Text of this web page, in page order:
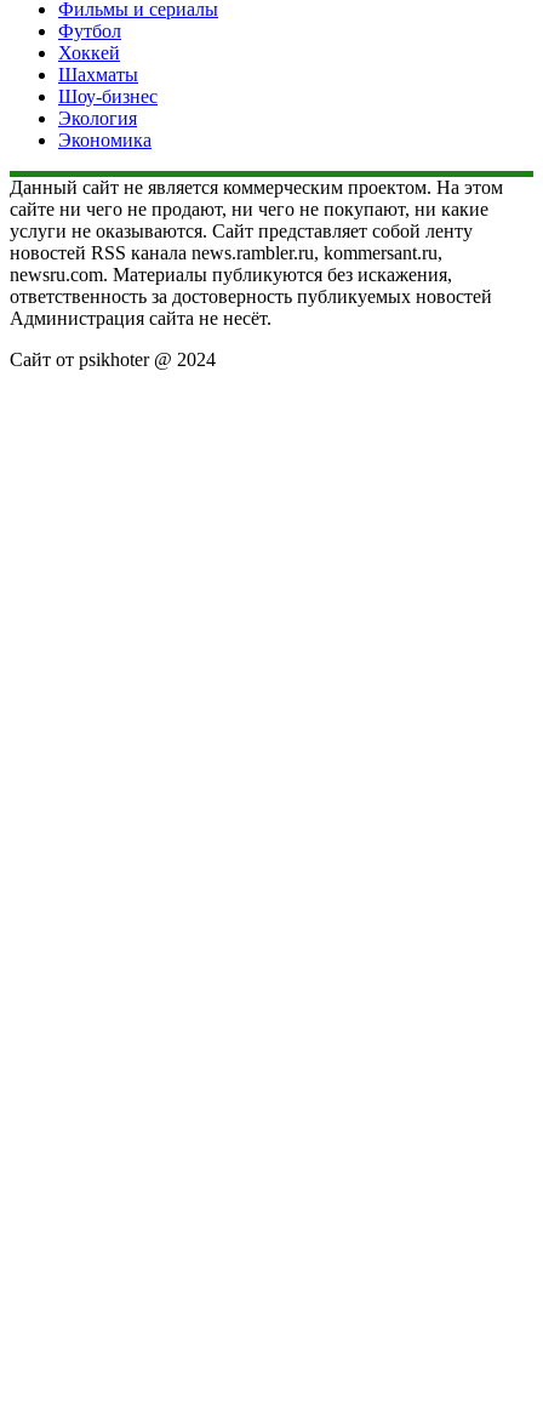
Фильмы и сериалы
Футбол
Хоккей
Шахматы
Шоу-бизнес
Экология
Экономика
Данный сайт не является коммерческим проектом. На этом
сайте ни чего не продают, ни чего не покупают, ни какие
услуги не оказываются. Сайт представляет собой ленту
новостей RSS канала news.rambler.ru, kommersant.ru,
newsru.com. Материалы публикуются без искажения,
ответственность за достоверность публикуемых новостей
Администрация сайта не несёт.
Сайт от psikhoter @ 2024